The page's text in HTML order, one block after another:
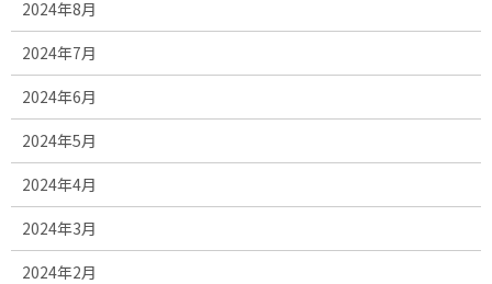
2024年8月
2024年7月
2024年6月
2024年5月
2024年4月
2024年3月
2024年2月